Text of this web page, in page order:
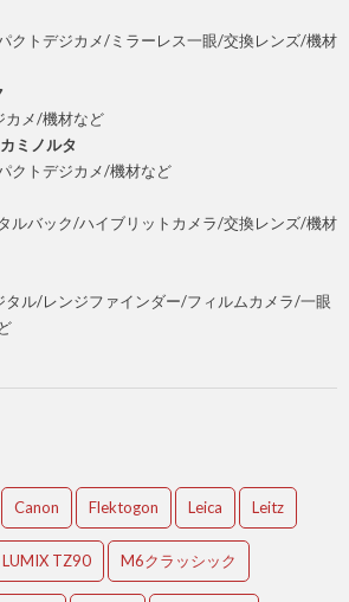
クトデジカメ/ミラーレス一眼/交換レンズ/機材
カメ/機材など
ミノルタ
クトデジカメ/機材など
ルバック/ハイブリットカメラ/交換レンズ/機材
ル/レンジファインダー/フィルムカメラ/一眼
Canon Flektogon Leica Leitz
LUMIX TZ90 M6クラッシック